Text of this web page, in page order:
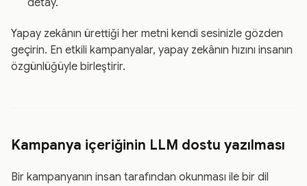
detay.
Yapay zekânın ürettiği her metni kendi sesinizle gözden
geçirin. En etkili kampanyalar, yapay zekânın hızını insanın
özgünlüğüyle birleştirir.
Kampanya içeriğinin LLM dostu yazılması
Bir kampanyanın insan tarafından okunması ile bir dil